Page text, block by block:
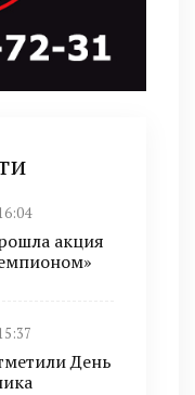
акция
День